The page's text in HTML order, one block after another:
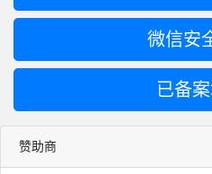
微信安
已备
赞助商